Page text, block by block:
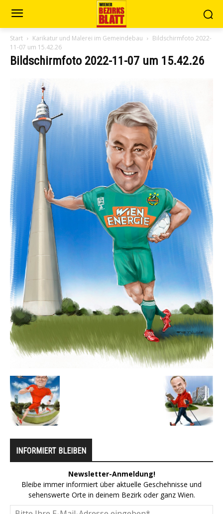
Start Karikatur und Malerei im Gemeindebau
Bildschirmfoto 2022-
11-07 um 15.42.26
Bildschirmfoto 2022-11-07 um 15.42.26
INFORMIERT BLEIBEN
Newsletter-Anmeldung!
Bleibe immer informiert über aktuelle Geschehnisse und
sehenswerte Orte in deinem Bezirk oder ganz Wien.